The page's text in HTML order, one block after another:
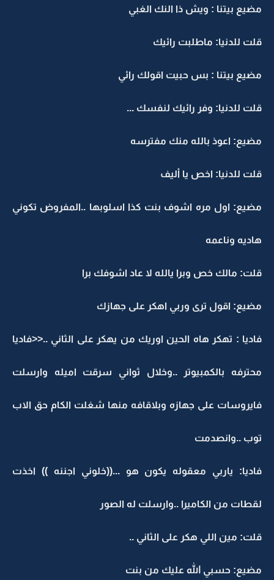
مضيع بيتنا : ويش ذا النك الغبي
قلت للدنيا: ماطلبت رائيك
مضيع بيتنا : بس حبيت اقولك رائي
قلت للدنيا: وفر رائيك لنفسك ...
مضيع: اعوذ بالله منك مفترسه
قلت للدنيا: اخص يا أليف
مضيع: اول مره اشوف بنت كذا اسلوبها ..المفروض تكوني
هاديه وناعمه
قلت: مالك خص وبرا يالله لا عاد اشوفك برا
مضيع: اقول ترى وربي اهكر على جهازك
فاديا : تهكر هاه الحين اوريك من يهكر على الثاني ..<<فاديا
محترفه بالكمبيوتر ..وخلال ثواني سرقت اميله وارسلت
فايروسات على جهازه وبلاقافه منها شغلت الكام حق الاب
توب ..وانصدمت
فاديا: ياربي معقوله يكون هو ...((خلوني اجننه )) اخذت
لقطات من الكاميرا ..وارسلت له الصور
قلت: مين اللي هكر على الثاني ..
مضيع: حسبي الله عليك من بنت